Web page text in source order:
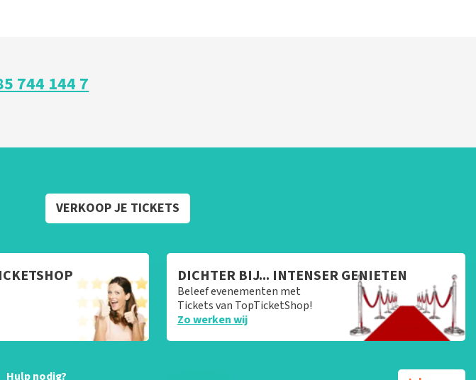
744 144 7
VERKOOP JE TICKETS
DICHTER BIJ... INTENSER GENIETEN
Beleef evenementen met
Tickets van TopTicketShop!
Zo werken wij
Hulp nodig?